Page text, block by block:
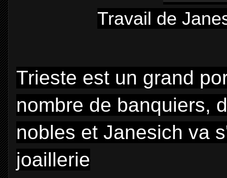
Travail de
Trieste est un grand
nombre de banquiers,
nobles et Janesich va
joaillerie